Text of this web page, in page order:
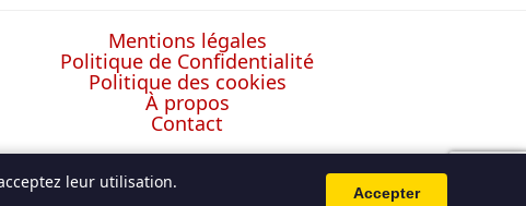
Mentions légales
Politique de Confidentialité
Politique des cookies
À propos
Contact
leur utilisation.
Accepter